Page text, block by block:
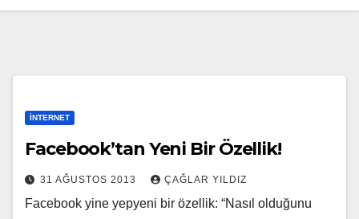
İNTERNET
Facebook’tan Yeni Bir Özellik!
31 AĞUSTOS 2013 ÇAĞLAR YILDIZ
Facebook yine yepyeni bir özellik: “Nasıl olduğunu